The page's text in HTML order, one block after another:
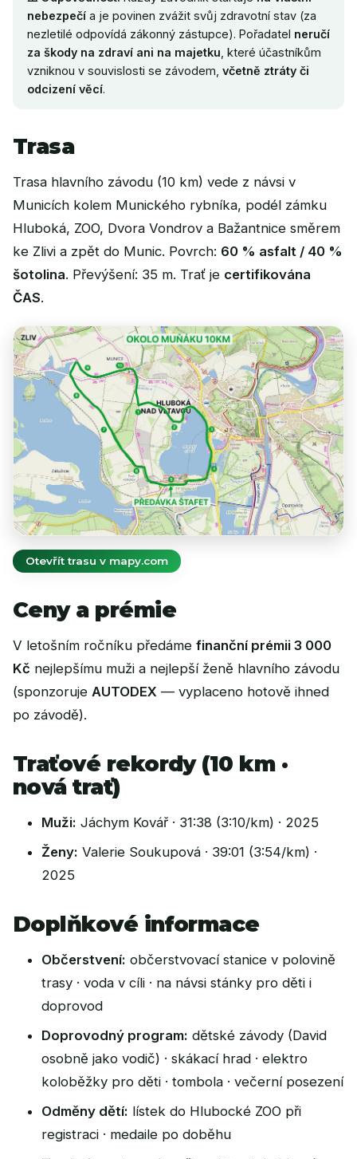
nebezpečía je povinen zvážit svůj zdravotní stav (za
nezletilé odpovídá zákonný zástupce). Pořadatel neručí
za škody na zdraví ani na majetku , které účastníkům
vzniknou v souvislosti se závodem, včetně ztráty či
odcizení věcí.
Trasa
Trasa hlavního závodu (10 km) vede z návsi v
Municích kolem Munického rybníka, podél zámku
Hluboká, ZOO, Dvora Vondrov a Bažantnice směrem
ke Zlivi a zpět do Munic. Povrch: 60 % asfalt / 40 %
šotolina. Převýšení: 35 m. Trať je certifikována
ČAS.
Otevřít trasu v mapy.com
Ceny a prémie
V letošním ročníku předáme finanční prémii 3 000
Kč nejlepšímu muži a nejlepší ženě hlavního závodu
(sponzoruje AUTODEX — vyplaceno hotově ihned
po závodě).
Traťové rekordy (10 km ·
nová trať)
Muži: Jáchym Kovář · 31:38 (3:10/km) · 2025
Ženy: Valerie Soukupová · 39:01 (3:54/km) ·
2025
Doplňkové informace
Občerstvení: občerstvovací stanice v polovině
trasy · voda v cíli · na návsi stánky pro děti i
doprovod
Doprovodný program: dětské závody (David
osobně jako vodič) · skákací hrad · elektro
koloběžky pro děti · tombola · večerní posezení
Odměny dětí: lístek do Hlubocké ZOO při
registraci · medaile po doběhu